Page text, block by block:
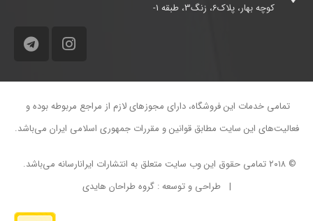
کوچه بهار، پلاک6، زنگ3، طبقه 1-
تمامی خدمات اين فروشگاه، دارای مجوزهای لازم از مراجع مربوطه بوده و
فعاليت‌های این سايت مطابق قوانين و مقررات جمهوری اسلامی ايران می‌باشد.
© ۲۰۱۸ تمامی حقوق این وب سایت متعلق به انتشارات ایرانارسانه می‌باشد.
| طراحی و توسعه : گروه طراحان هایدی